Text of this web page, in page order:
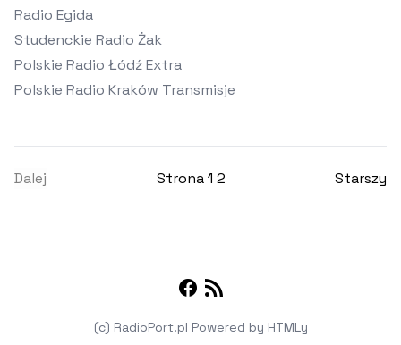
Radio Egida
Studenckie Radio Żak
Polskie Radio Łódź Extra
Polskie Radio Kraków Transmisje
Dalej Strona 1 2 Starszy
Facebook
(c) RadioPort.pl Powered by HTMLy